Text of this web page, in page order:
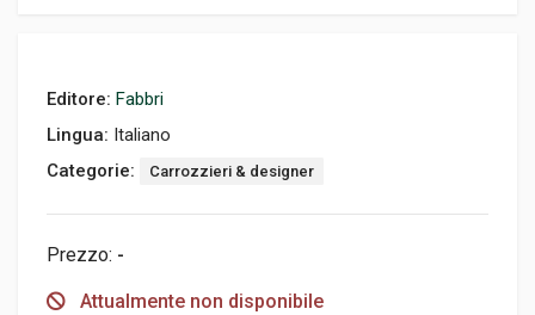
Editore: Fabbri
Lingua: Italiano
Categorie:
Carrozzieri & designer
Prezzo: -
Attualmente non disponibile